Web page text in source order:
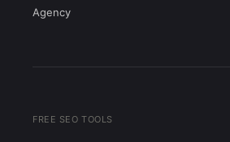
Agency
FREE SEO TOOLS